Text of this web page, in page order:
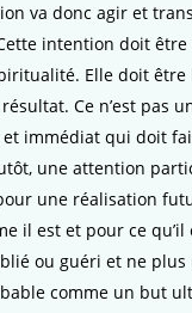
va donc agir et
intention doit être
Elle doit
Ce n’est pas
immédiat qui doit
une attention
une réalisation
il est et pour ce qu’il
ou guéri et ne plus
comme un but